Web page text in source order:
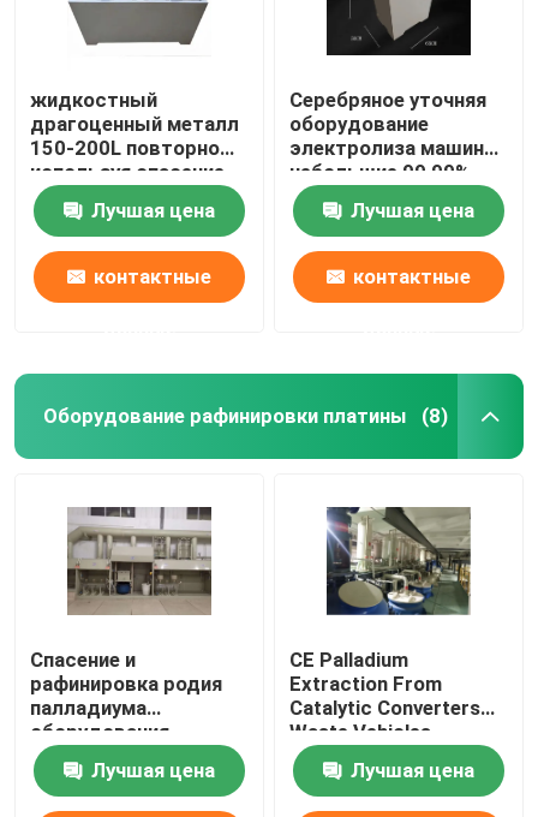
жидкостный
драгоценный металл
150-200L повторно
используя спасение
металла машины 99%
от отработанной
воды
Лучшая цена
контактные
Серебряное уточняя
оборудование
электролиза машины
небольшие 99,99%
легкое для того
чтобы привестись в
действие
доказательство
утечки
Лучшая цена
контактные
Оборудование рафинировки платины (8)
Спасение и
рафинировка родия
палладиума
оборудования
рафинировки платины
нефтехимической
промышленности
Лучшая цена
CE Palladium
Extraction From
Catalytic Converters
Waste Vehicles
Лучшая цена